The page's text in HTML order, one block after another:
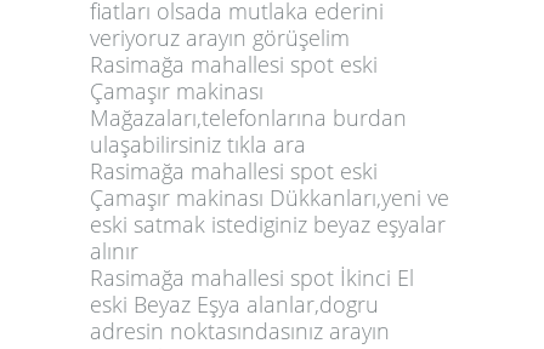
fiatları olsada mutlaka ederini
veriyoruz arayın görüşelim
Rasimağa mahallesi spot eski
Çamaşır makinası
Mağazaları,telefonlarına burdan
ulaşabilirsiniz tıkla ara
Rasimağa mahallesi spot eski
Çamaşır makinası Dükkanları,yeni ve
eski satmak istediginiz beyaz eşyalar
alınır
Rasimağa mahallesi spot İkinci El
eski Beyaz Eşya alanlar,dogru
adresin noktasındasınız arayın